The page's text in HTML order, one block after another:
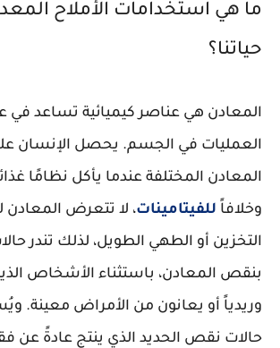
ما هي استخدامات الأملاح
حياتنا؟
المعادن هي عناصر كيميائية تساعد في
العمليات في الجسم. يحصل الإنسان
المعادن المختلفة عندما يأكل نظامًا
وخلافاً للفيتامينات، لا تتعرض
التخزين أو الطهي الطويل، لذلك تندر
بنقص المعادن، باستثناء الأشخاص
وريدياً أو يعانون من الأمراض معينة.
حالات نقص الحديد الذي ينتج عادةً عن